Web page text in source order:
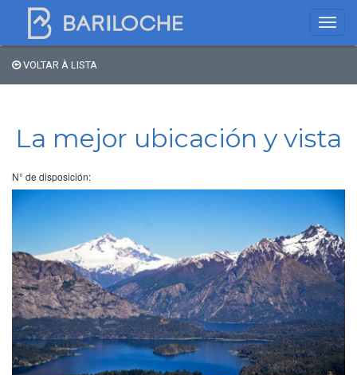
Bariloche
Tipo de hospedagem
Estrelas
Região
VOLTAR À LISTA
La mejor ubicación y vista
N° de disposición: